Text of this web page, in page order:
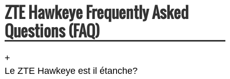
ZTE Hawkeye Frequently Asked
Questions (FAQ)
+
Le ZTE Hawkeye est il étanche?